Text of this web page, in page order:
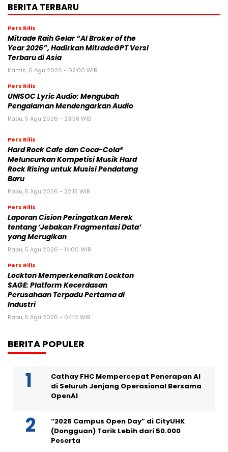
BERITA TERBARU
Pers Rilis
Mitrade Raih Gelar “AI Broker of the
Year 2026”, Hadirkan MitradeGPT Versi
Terbaru di Asia
Kamis, 6 Agu 2026 - 02:00 WIB
Pers Rilis
UNISOC Lyric Audio: Mengubah
Pengalaman Mendengarkan Audio
Rabu, 5 Agu 2026 - 23:58 WIB
Pers Rilis
Hard Rock Cafe dan Coca-Cola®
Meluncurkan Kompetisi Musik Hard
Rock Rising untuk Musisi Pendatang
Baru
Rabu, 5 Agu 2026 - 22:15 WIB
Pers Rilis
Laporan Cision Peringatkan Merek
tentang ‘Jebakan Fragmentasi Data’
yang Merugikan
Rabu, 5 Agu 2026 - 14:00 WIB
Pers Rilis
Lockton Memperkenalkan Lockton
SAGE: Platform Kecerdasan
Perusahaan Terpadu Pertama di
Industri
Rabu, 5 Agu 2026 - 04:12 WIB
BERITA POPULER
Cathay FHC Mempercepat Penerapan AI
di Seluruh Jenjang Operasional Bersama
OpenAI
“2026 Campus Open Day” di CityUHK
(Dongguan) Tarik Lebih dari 50.000
Peserta